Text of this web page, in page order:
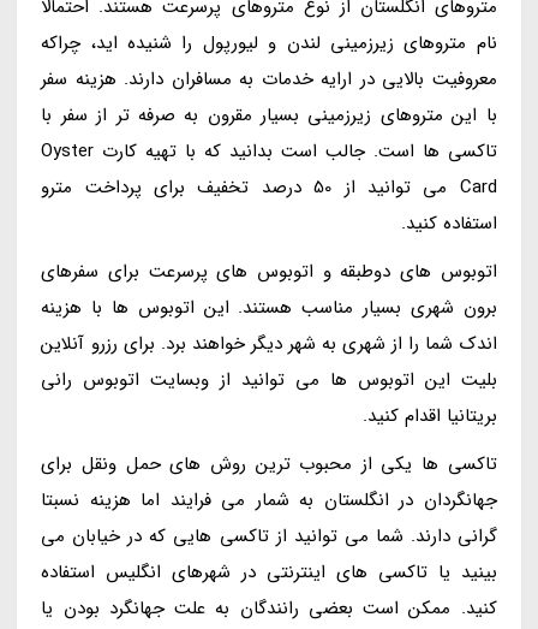
متروهای انگلستان از نوع متروهای پرسرعت هستند. احتمالا
نام متروهای زیرزمینی لندن و لیورپول را شنیده اید، چراکه
معروفیت بالایی در ارایه خدمات به مسافران دارند. هزینه سفر
با این متروهای زیرزمینی بسیار مقرون به صرفه تر از سفر با
تاکسی ها است. جالب است بدانید که با تهیه کارت Oyster
Card می توانید از 50 درصد تخفیف برای پرداخت مترو
استفاده کنید.
اتوبوس های دوطبقه و اتوبوس های پرسرعت برای سفرهای
برون شهری بسیار مناسب هستند. این اتوبوس ها با هزینه
اندک شما را از شهری به شهر دیگر خواهند برد. برای رزرو آنلاین
بلیت این اتوبوس ها می توانید از وبسایت اتوبوس رانی
بریتانیا اقدام کنید.
تاکسی ها یکی از محبوب ترین روش های حمل ونقل برای
جهانگردان در انگلستان به شمار می فرایند اما هزینه نسبتا
گرانی دارند. شما می توانید از تاکسی هایی که در خیابان می
بینید یا تاکسی های اینترنتی در شهرهای انگلیس استفاده
کنید. ممکن است بعضی رانندگان به علت جهانگرد بودن یا